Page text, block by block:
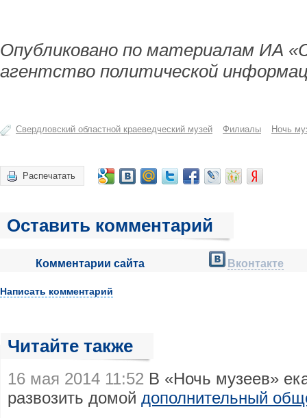
Опубликовано по материалам ИА
агентство политической
Свердловский областной краеведческий музей Филиалы Ночь
Распечатать
Оставить комментарий
Комментарии сайта Вконтакте
Написать комментарий
Читайте также
16 мая 2014 11:52 В «Ночь музеев»
развозить домой дополнительный